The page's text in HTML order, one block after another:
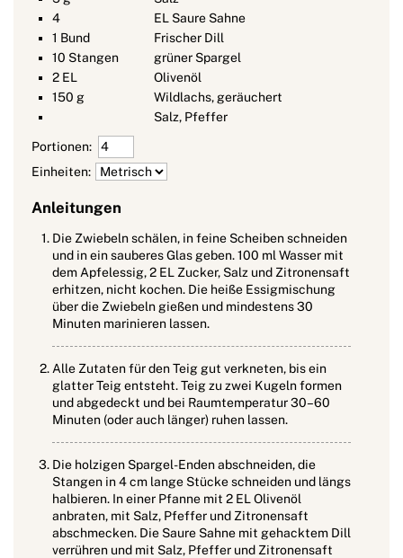
4
EL Saure Sahne
1 Bund
Frischer Dill
10 Stangen
grüner Spargel
2 EL
Olivenöl
150 g
Wildlachs, geräuchert
Salz, Pfeffer
Portionen:
Einheiten:
Anleitungen
Die Zwiebeln schälen, in feine Scheiben schneiden
und in ein sauberes Glas geben. 100 ml Wasser mit
dem Apfelessig, 2 EL Zucker, Salz und Zitronensaft
erhitzen, nicht kochen. Die heiße Essigmischung
über die Zwiebeln gießen und mindestens 30
Minuten marinieren lassen.
Alle Zutaten für den Teig gut verkneten, bis ein
glatter Teig entsteht. Teig zu zwei Kugeln formen
und abgedeckt und bei Raumtemperatur 30–60
Minuten (oder auch länger) ruhen lassen.
Die holzigen Spargel-Enden abschneiden, die
Stangen in 4 cm lange Stücke schneiden und längs
halbieren. In einer Pfanne mit 2 EL Olivenöl
anbraten, mit Salz, Pfeffer und Zitronensaft
abschmecken. Die Saure Sahne mit gehacktem Dill
verrühren und mit Salz, Pfeffer und Zitronensaft